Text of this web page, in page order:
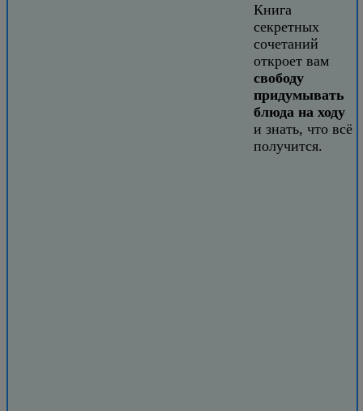
Книга
секретных
сочетаний
откроет вам
свободу
придумывать
блюда на ходу
и знать, что всё
получится.